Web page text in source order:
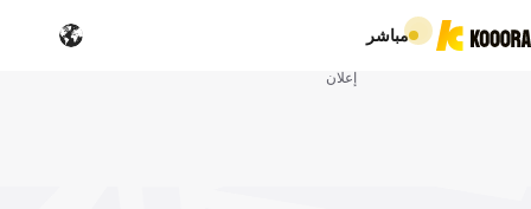
مباشر
إعلان